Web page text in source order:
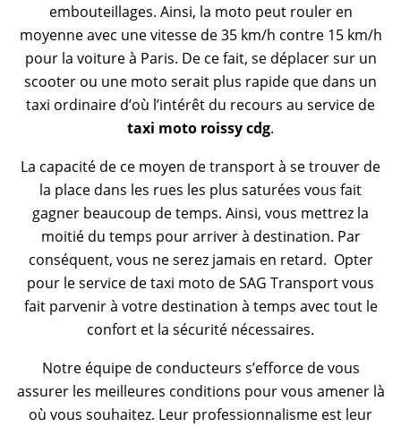
embouteillages. Ainsi, la moto peut rouler en
moyenne avec une vitesse de 35 km/h contre 15 km/h
pour la voiture à Paris. De ce fait, se déplacer sur un
scooter ou une moto serait plus rapide que dans un
taxi ordinaire d’où l’intérêt du recours au service de
taxi moto roissy cdg.
La capacité de ce moyen de transport à se trouver de
la place dans les rues les plus saturées vous fait
gagner beaucoup de temps. Ainsi, vous mettrez la
moitié du temps pour arriver à destination. Par
conséquent, vous ne serez jamais en retard. Opter
pour le service de taxi moto de SAG Transport vous
fait parvenir à votre destination à temps avec tout le
confort et la sécurité nécessaires.
Notre équipe de conducteurs s’efforce de vous
assurer les meilleures conditions pour vous amener là
où vous souhaitez. Leur professionnalisme est leur